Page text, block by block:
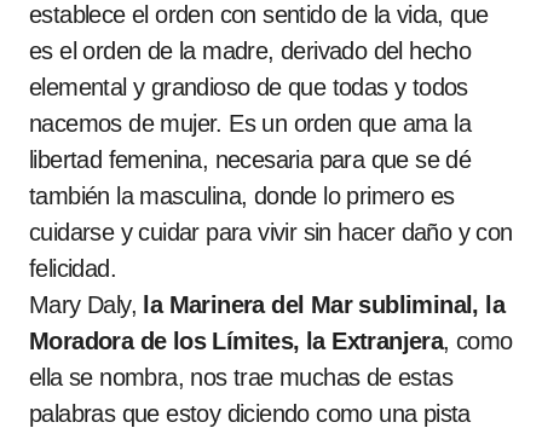
establece el orden con sentido de la vida, que
es el orden de la madre, derivado del hecho
elemental y grandioso de que todas y todos
nacemos de mujer. Es un orden que ama la
libertad femenina, necesaria para que se dé
también la masculina, donde lo primero es
cuidarse y cuidar para vivir sin hacer daño y con
felicidad.
Mary Daly, la Marinera del Mar subliminal, la
Moradora de los Límites, la Extranjera, como
ella se nombra, nos trae muchas de estas
palabras que estoy diciendo como una pista